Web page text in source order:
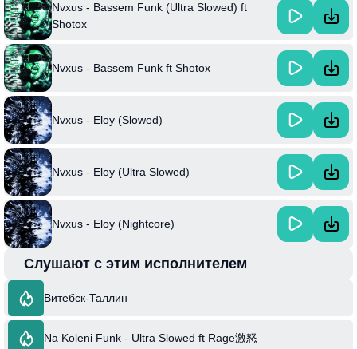
Nvxus - Bassem Funk (Ultra Slowed) ft
Shotox
Nvxus - Bassem Funk ft Shotox
Nvxus - Eloy (Slowed)
Nvxus - Eloy (Ultra Slowed)
Nvxus - Eloy (Nightcore)
Слушают с этим исполнителем
Витебск-Таллин
Na Koleni Funk - Ultra Slowed ft Rage激怒